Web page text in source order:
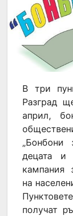
В три
Разград
април,
децата и
кампания
на
получат